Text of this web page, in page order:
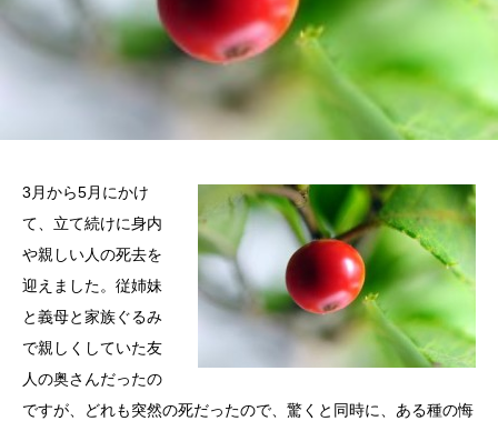
3月から5月にかけ
て、立て続けに身内
や親しい人の死去を
迎えました。従姉妹
と義母と家族ぐるみ
で親しくしていた友
人の奥さんだったの
ですが、どれも突然の死だったので、驚くと同時に、ある種の悔